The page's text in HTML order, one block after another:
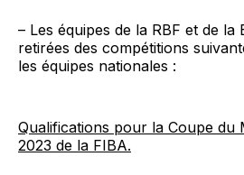
– Les équipes de la RBF et de la
retirées des compétitions
les équipes nationales :
Qualifications pour la Coupe du
2023 de la FIBA.